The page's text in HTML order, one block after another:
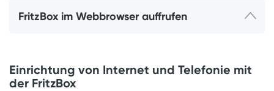
FritzBox im Webbrowser auffrufen
Einrichtung von Internet und Telefonie mit
der FritzBox